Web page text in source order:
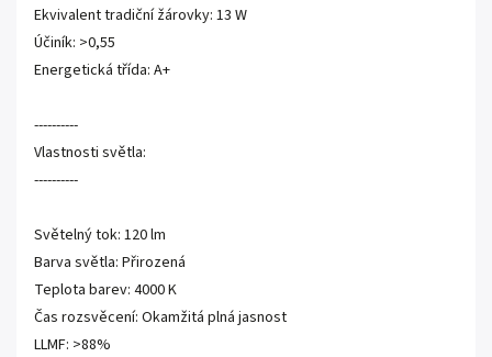
Ekvivalent tradiční žárovky: 13 W
Účiník: >0,55
Energetická třída: A+
----------
Vlastnosti světla:
----------
Světelný tok: 120 lm
Barva světla: Přirozená
Teplota barev: 4000 K
Čas rozsvěcení: Okamžitá plná jasnost
LLMF: >88%